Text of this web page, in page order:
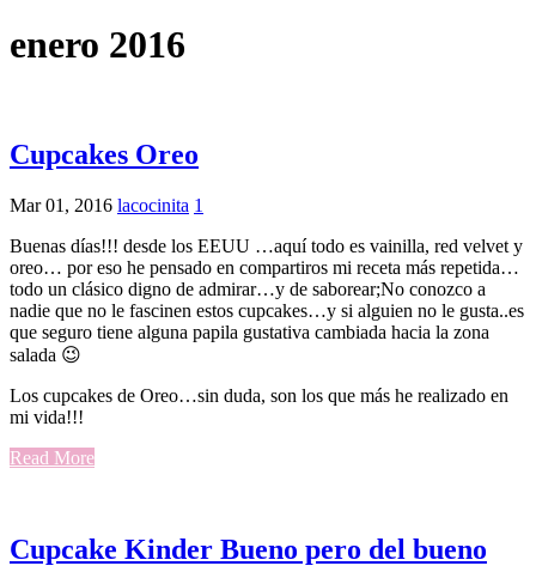
enero 2016
Cupcakes Oreo
Mar 01, 2016 lacocinita 1
Buenas días!!! desde los EEUU …aquí todo es vainilla, red velvet y
oreo… por eso he pensado en compartiros mi receta más repetida…
todo un clásico digno de admirar…y de saborear;No conozco a
nadie que no le fascinen estos cupcakes…y si alguien no le gusta..es
que seguro tiene alguna papila gustativa cambiada hacia la zona
salada 😉
Los cupcakes de Oreo…sin duda, son los que más he realizado en
mi vida!!!
Read More
Cupcake Kinder Bueno pero del bueno